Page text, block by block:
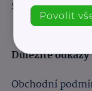
Sledujte nás:
Důležité odkazy
Obchodní
Povolit